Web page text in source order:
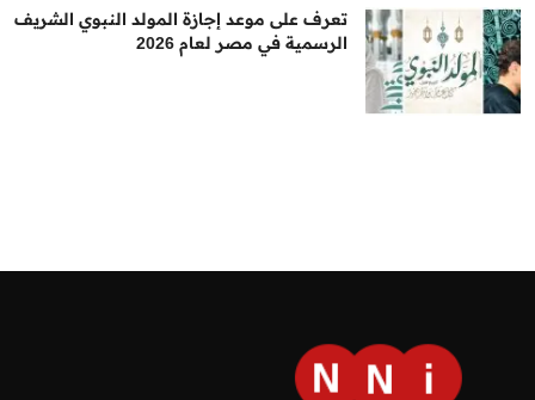
تعرف على موعد إجازة المولد النبوي الشريف
الرسمية في مصر لعام 2026